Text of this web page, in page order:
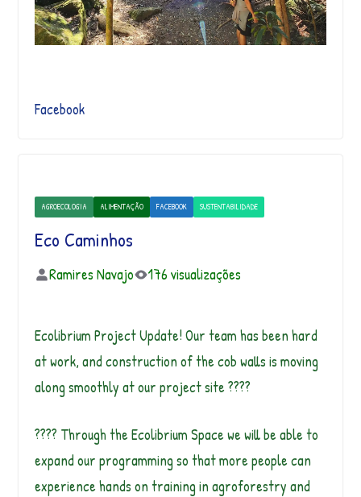
Facebook
AGROECOLOGIA ALIMENTAÇÃO FACEBOOK SUSTENTABILIDADE
Eco Caminhos
Ramires Navajo 176 visualizações
Ecolibrium Project Update! Our team has been hard
at work, and construction of the cob walls is moving
along smoothly at our project site ????
???? Through the Ecolibrium Space we will be able to
expand our programming so that more people can
experience hands on training in agroforestry and